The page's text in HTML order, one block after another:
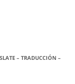
– TRADUCCIÓN –